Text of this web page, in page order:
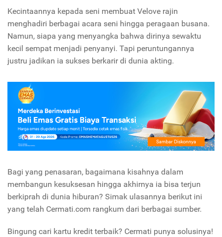
Kecintaannya kepada seni membuat Velove rajin
menghadiri berbagai acara seni hingga peragaan busana.
Namun, siapa yang menyangka bahwa dirinya sewaktu
kecil sempat menjadi penyanyi. Tapi peruntungannya
justru jadikan ia sukses berkarir di dunia akting.
Bagi yang penasaran, bagaimana kisahnya dalam
membangun kesuksesan hingga akhirnya ia bisa terjun
berkiprah di dunia hiburan? Simak ulasannya berikut ini
yang telah Cermati.com rangkum dari berbagai sumber.
Bingung cari kartu kredit terbaik? Cermati punya solusinya!